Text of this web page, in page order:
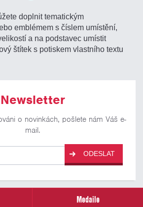
doplnit tematickým
emblémem s číslem umístění,
a na podstavec umístit
štítek s potiskem vlastního textu
Newsletter
o novinkách, pošlete nám Váš e-
mail.
ODESLAT
Medaile